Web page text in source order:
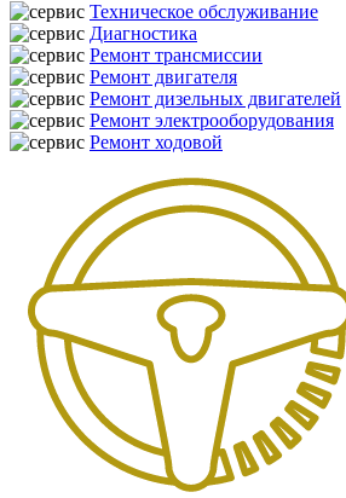
Техническое обслуживание
Диагностика
Ремонт трансмиссии
Ремонт двигателя
Ремонт дизельных двигателей
Ремонт электрооборудования
Ремонт ходовой